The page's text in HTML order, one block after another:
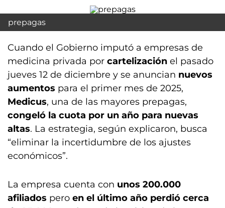
prepagas
Cuando el Gobierno imputó a empresas de
medicina privada por cartelización el pasado
jueves 12 de diciembre y se anuncian nuevos
aumentos para el primer mes de 2025,
Medicus, una de las mayores prepagas,
congeló la cuota por un año para nuevas
altas. La estrategia, según explicaron, busca
“eliminar la incertidumbre de los ajustes
económicos”.
La empresa cuenta con unos 200.000
afiliados pero en el último año perdió cerca